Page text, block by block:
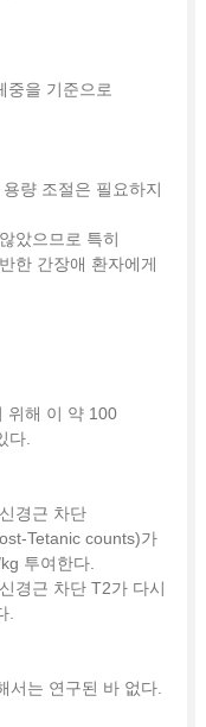
중을 기준으로
량 조절은 필요하지
았으므로 특히
한 간장애 환자에게
위해 이 약 100
다.
경근 차단
Tetanic counts)가
투여한다.
경근 차단 T2가 다시
.
서는 연구된 바 없다.